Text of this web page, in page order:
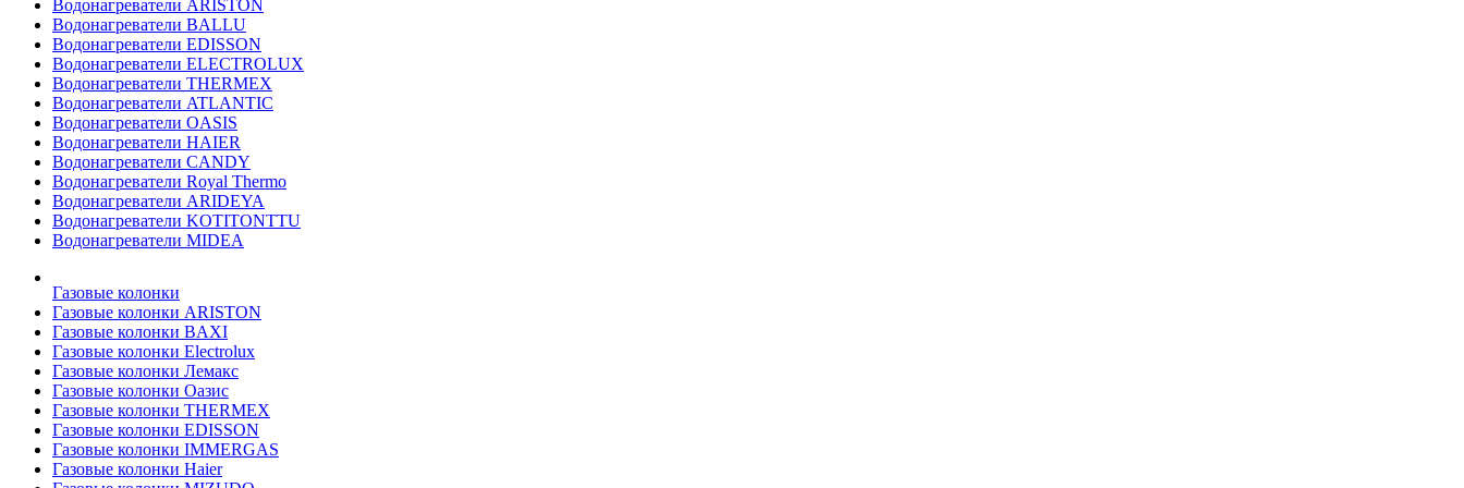
Водонагреватели ARISTON
Водонагреватели BALLU
Водонагреватели EDISSON
Водонагреватели ELECTROLUX
Водонагреватели THERMEX
Водонагреватели ATLANTIC
Водонагреватели OASIS
Водонагреватели HAIER
Водонагреватели CANDY
Водонагреватели Royal Thermo
Водонагреватели ARIDEYA
Водонагреватели KOTITONTTU
Водонагреватели MIDEA
Газовые колонки
Газовые колонки ARISTON
Газовые колонки BAXI
Газовые колонки Electrolux
Газовые колонки Лемакс
Газовые колонки Оазис
Газовые колонки THERMEX
Газовые колонки EDISSON
Газовые колонки IMMERGAS
Газовые колонки Haier